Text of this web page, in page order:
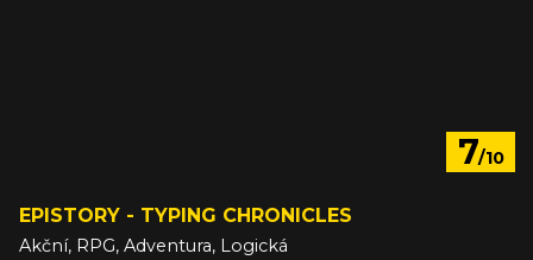
7/10
EPISTORY - TYPING CHRONICLES
Akční, RPG, Adventura, Logická